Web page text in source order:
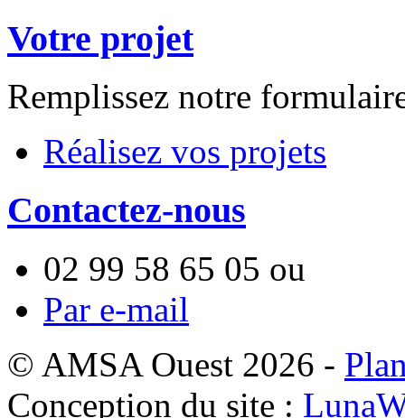
Votre projet
Remplissez notre
Réalisez vos projets
Contactez-nous
02 99 58 65 05 ou
Par e-mail
© AMSA Ouest 2026 -
Conception du site :